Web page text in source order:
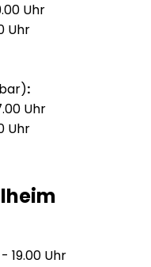
Uhr
Uhr
:
Uhr
Uhr
Uhr